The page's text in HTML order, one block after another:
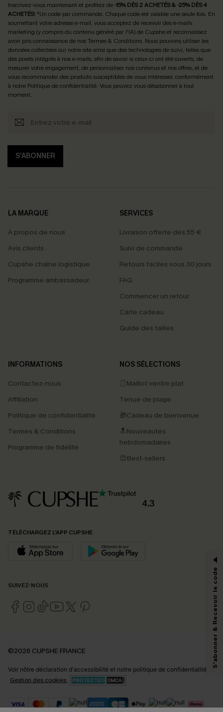
Inscrivez-vous maintenant et profitez de -15% DÈS 2 ACHETÉS & -25% DÈS 4
ACHETÉS! *Un code par commande. Chaque code est valable une seule fois. En
soumettant votre adresse e-mail, vous acceptez de recevoir des e-mails
marketing (y compris du contenu généré par l'IA) de Cupshe et reconnaissez
avoir pris connaissance de nosTermes & Conditions. Nous pouvons utiliser les
données collectées sur notre site ainsi que des technologies de suivi, telles que
des pixels intégrés à nos e-mails, afin de savoir si ceux-ci ont été ouverts, de
mesurer votre engagement, de personnaliser nos contenus et nos offres, et de
vous recommander des produits susceptibles de vous intéresser, conformément
à notre Politique de confidentialité. Vous pouvez vous désabonner à tout
moment.
S'ABONNER
LA MARQUE
À propos de nous
Avis clients
Cupshe chaîne logistique
Programme ambassadeur
SERVICES
Livraison offerte dès 55 €
Suivi de commande
Retours faciles sous 30 jours
FAQ
Commencer un retour
Carte cadeau
Guide des tailles
INFORMATIONS
Contactez-nous
Affiliation
Politique de confidentialité
Termes & Conditions
Programme de fidélité
NOS SÉLECTIONS
🩱Maillot ventre plat
Tenue de plage
🎁Cadeau de bienvenue
🔝Nouveautés
hebdomadaires
😍Best-sellers
4.3
TÉLÉCHARGEZ L’APP CUPSHE
SUIVEZ-NOUS
©2026 CUPSHE FRANCE
Voir nôtre déclaration d'accessibilité et notre politique de confidentialité.
Gestion des cookies
PROFITEZ DE -15%
-15% dès 2 Achetés par E-mail
En soumettant votre adresse e-mail, vous acceptez de recevoir des e-mails
marketing (y compris du contenu généré par l'IA) de Cupshe et
personnaliser nos contenus et nos offres, et de vous recommander des
Politique de
confidentialité. Vous pouvez vous désabonner à tout moment.
S'abonner & Recevoir le code